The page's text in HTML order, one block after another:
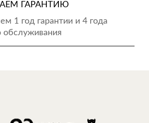
ГАРАНТИЮ
1 год гарантии и 4 года
обслуживания